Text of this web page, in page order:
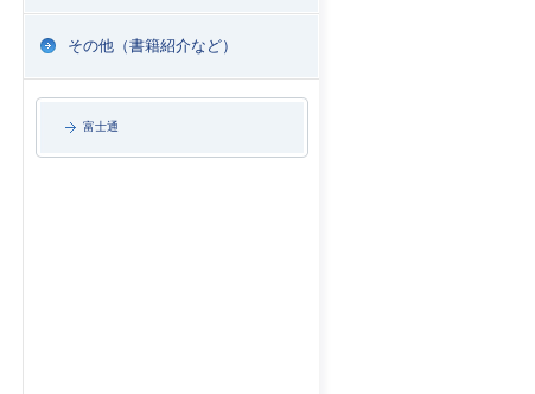
その他（書籍紹介など）
富士通